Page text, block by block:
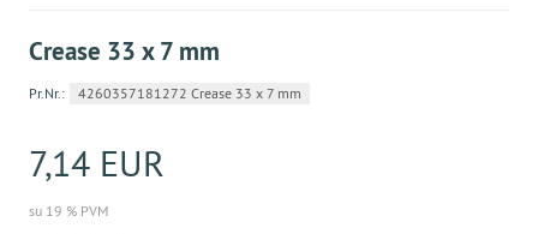
Crease 33 x 7 mm
Pr.Nr.: 4260357181272 Crease 33 x 7 mm
7,14 EUR
su 19 % PVM